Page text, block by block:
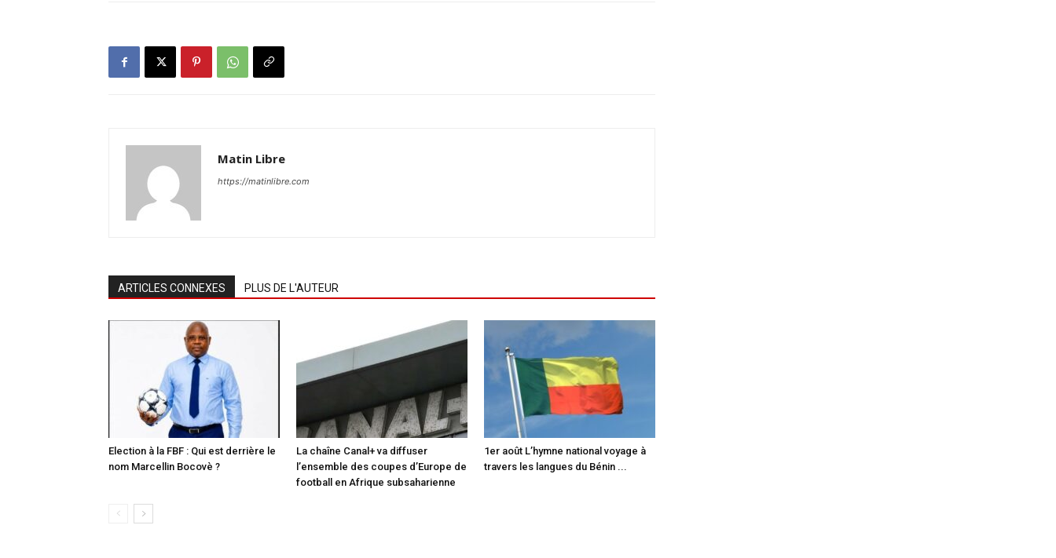
Matin Libre
https://matinlibre.com
ARTICLES CONNEXES PLUS DE L'AUTEUR
Election à la FBF : Qui est derrière le
nom Marcellin Bocovè ?
La chaîne Canal+ va diffuser
l’ensemble des coupes d’Europe de
football en Afrique subsaharienne
1er août L’hymne national voyage à
travers les langues du Bénin ...